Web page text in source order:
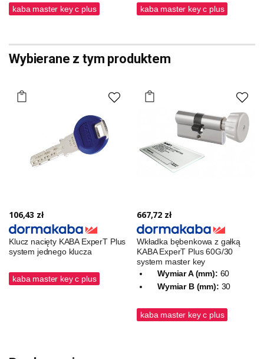
kaba master key c plus kaba master key c plus
Wybierane z tym produktem
106,43 zł
Klucz nacięty KABA ExperT Plus
system jednego klucza
kaba master key c plus
667,72 zł
Wkładka bębenkowa z gałką
KABA ExperT Plus 60G/30
system master key
Wymiar A (mm): 60
Wymiar B (mm): 30
kaba master key c plus